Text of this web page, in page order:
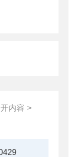
内容 >